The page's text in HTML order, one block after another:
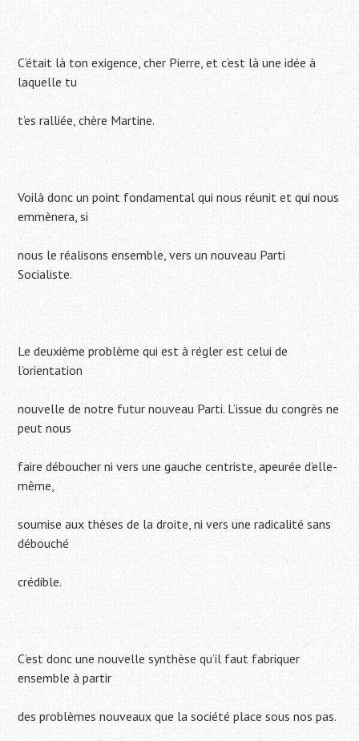
C’était là ton exigence, cher Pierre, et c’est là une idée à
laquelle tu
t’es ralliée, chère Martine.
Voilà donc un point fondamental qui nous réunit et qui nous
emmènera, si
nous le réalisons ensemble, vers un nouveau Parti
Socialiste.
Le deuxième problème qui est à régler est celui de
l’orientation
nouvelle de notre futur nouveau Parti. L’issue du congrès ne
peut nous
faire déboucher ni vers une gauche centriste, apeurée d’elle-
même,
soumise aux thèses de la droite, ni vers une radicalité sans
débouché
crédible.
C’est donc une nouvelle synthèse qu’il faut fabriquer
ensemble à partir
des problèmes nouveaux que la société place sous nos pas.